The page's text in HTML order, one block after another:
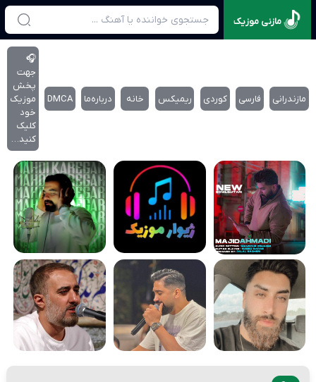
مازنی موزیک
مازندرانی فارسی کوردی ریمیکس خانه درباره‌‌ما DMCA
🎧
جهت
پخش
موزیک
خود
کلیک
کنید…